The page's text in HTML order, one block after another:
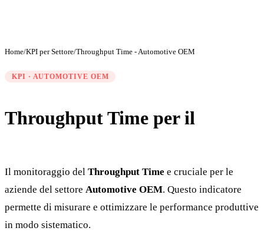
Home/KPI per Settore/Throughput Time - Automotive OEM
KPI · AUTOMOTIVE OEM
Throughput Time per il
Il monitoraggio del Throughput Time e cruciale per le
aziende del settore Automotive OEM. Questo indicatore
permette di misurare e ottimizzare le performance produttive
in modo sistematico.